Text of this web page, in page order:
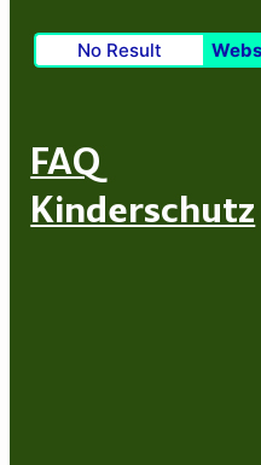
No Result
FAQ
Kinderschutz